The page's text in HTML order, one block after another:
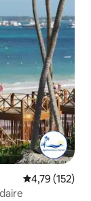
5 üzerinden
4,79 (152)